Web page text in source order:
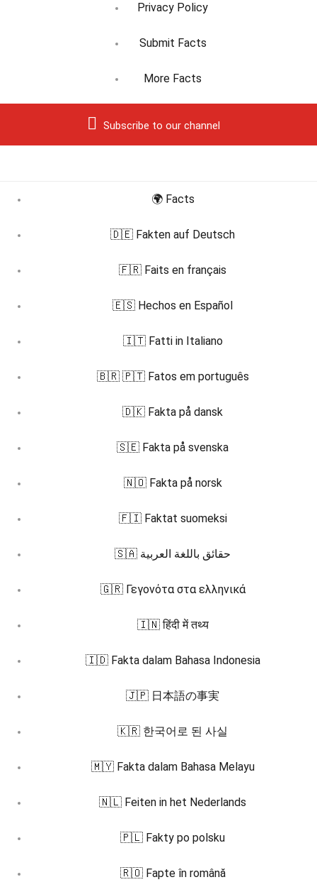
Privacy Policy
Submit Facts
More Facts
Subscribe to our channel
🌍 Facts
🇩🇪 Fakten auf Deutsch
🇫🇷 Faits en français
🇪🇸 Hechos en Español
🇮🇹 Fatti in Italiano
🇧🇷 🇵🇹 Fatos em português
🇩🇰 Fakta på dansk
🇸🇪 Fakta på svenska
🇳🇴 Fakta på norsk
🇫🇮 Faktat suomeksi
🇸🇦 حقائق باللغة العربية
🇬🇷 Γεγονότα στα ελληνικά
🇮🇳 हिंदी में तथ्य
🇮🇩 Fakta dalam Bahasa Indonesia
🇯🇵 日本語の事実
🇰🇷 한국어로 된 사실
🇲🇾 Fakta dalam Bahasa Melayu
🇳🇱 Feiten in het Nederlands
🇵🇱 Fakty po polsku
🇷🇴 Fapte în română